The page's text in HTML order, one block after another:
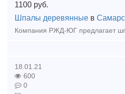
1100 руб.
Шпалы деревянные в
18.01.21
600
0